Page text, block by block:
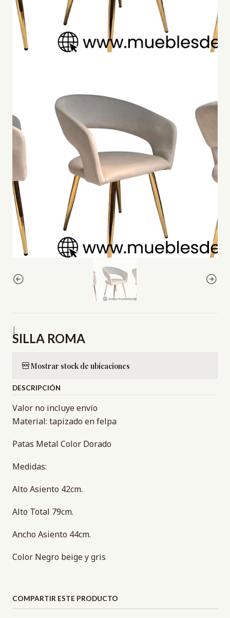
|
SILLA ROMA
Mostrar stock de ubicaciones
DESCRIPCIÓN
Valor no incluye envío
Material: tapizado en felpa
Patas Metal Color Dorado
Medidas:
Alto Asiento 42cm.
Alto Total 79cm.
Ancho Asiento 44cm.
Color Negro beige y gris
COMPARTIR ESTE PRODUCTO